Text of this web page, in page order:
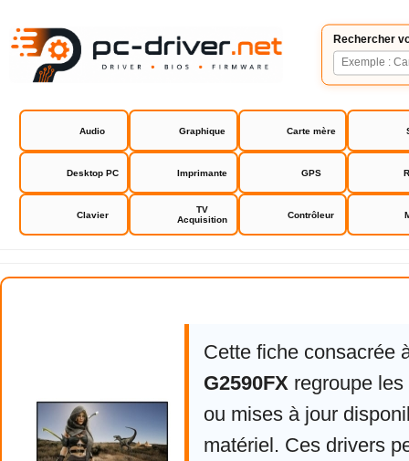
Rechercher
Audio Graphique Carte mère
Desktop PC Imprimante GPS
Clavier
TV
Acquisition
Contrôleur
AOC G2590FX
Cette fiche consacrée
G2590FX regroupe
ou mises à jour
matériel. Ces drivers